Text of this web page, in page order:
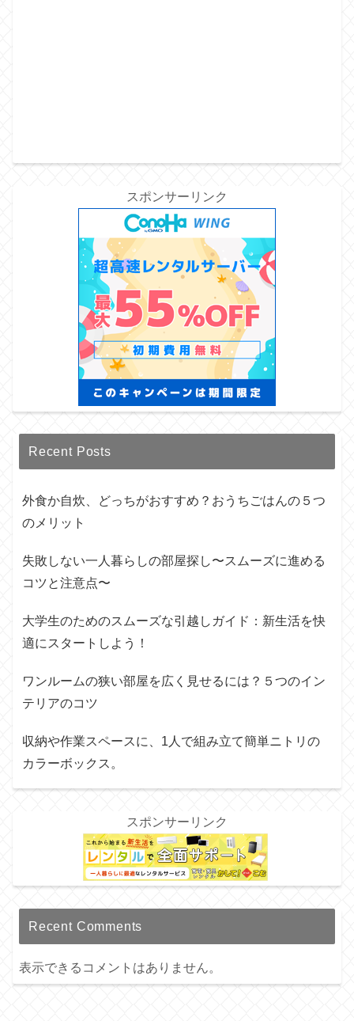
スポンサーリンク
Recent Posts
外食か自炊、どっちがおすすめ？おうちごはんの５つ
のメリット
失敗しない一人暮らしの部屋探し〜スムーズに進める
コツと注意点〜
大学生のためのスムーズな引越しガイド：新生活を快
適にスタートしよう！
ワンルームの狭い部屋を広く見せるには？５つのイン
テリアのコツ
収納や作業スペースに、1人で組み立て簡単ニトリの
カラーボックス。
スポンサーリンク
Recent Comments
表示できるコメントはありません。